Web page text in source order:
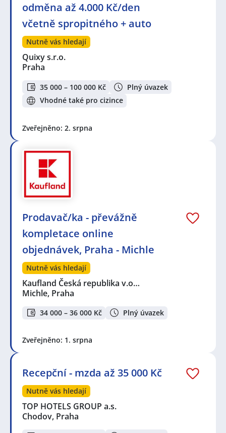
odměna až 4.000 Kč/den
včetně spropitného + auto
Nutně vás hledají
Quixy s.r.o.
Praha
35 000 – 100 000 Kč
Plný úvazek
Vhodné také pro cizince
Zveřejněno: 2. srpna
Prodavač/ka - převážně
kompletace online
objednávek, Praha - Michle
Nutně vás hledají
Kaufland Česká republika v.o…
Michle, Praha
34 000 – 36 000 Kč Plný úvazek
Zveřejněno: 1. srpna
Recepční - mzda až 35 000 Kč
Nutně vás hledají
TOP HOTELS GROUP a.s.
Chodov, Praha